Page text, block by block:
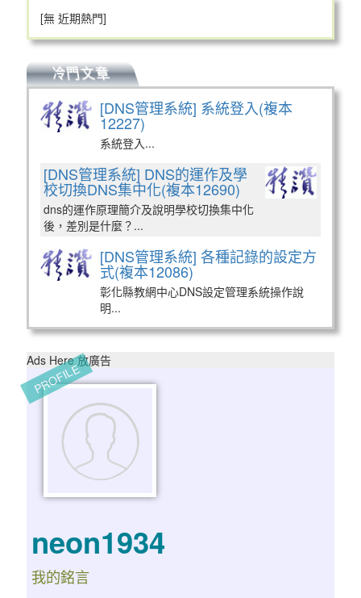
[無 近期熱門]
冷門文章
[DNS管理系統] 系統登入(複本
12227)
系統登入...
[DNS管理系統] DNS的運作及學
校切換DNS集中化(複本12690)
dns的運作原理簡介及說明學校切換集中化
後，差別是什麼？...
[DNS管理系統] 各種記錄的設定方
式(複本12086)
彰化縣教網中心DNS設定管理系統操作說
明...
Ads Here 放廣告
PROFILE
neon1934
我的銘言